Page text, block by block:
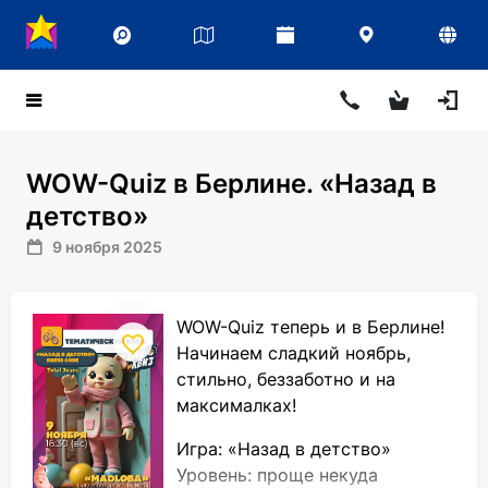
WOW-Quiz в Берлине. «Назад в
детство»
9 ноября 2025
WOW-Quiz теперь и в Берлине!
Начинаем сладкий ноябрь,
стильно, беззаботно и на
максималках!
Игра: «Назад в детство»
Уровень: проще некуда